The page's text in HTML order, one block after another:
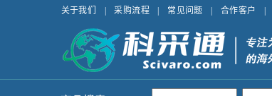
关于我们 采购流程 常见问题 合作客户